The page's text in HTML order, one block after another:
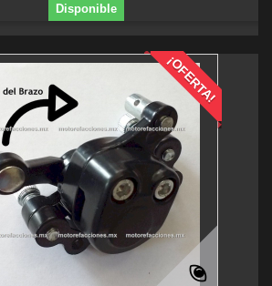
Disponible
¡OFERTA!